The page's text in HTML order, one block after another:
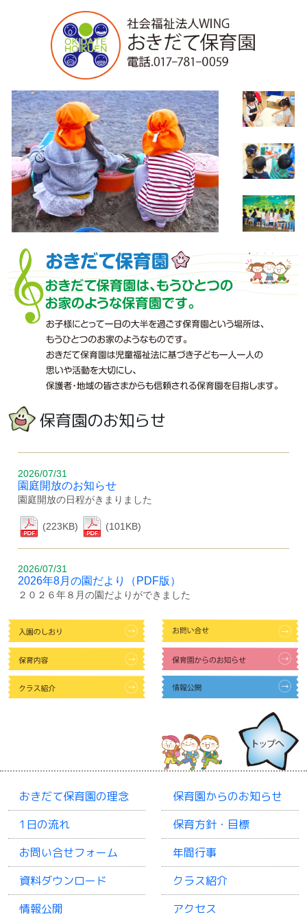
保育園のお知らせ
おきだて保育園の理念
1日の流れ
お問い合せフォーム
保育園からのお知らせ
保育方針・目標
年間行事
資料ダウンロード
情報公開
クラス紹介
アクセス